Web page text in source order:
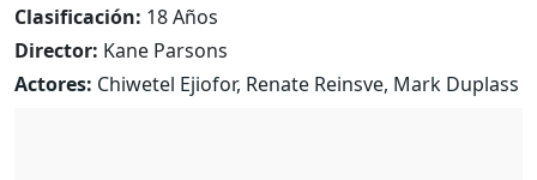
Clasificación: 18 Años
Director: Kane Parsons
Actores: Chiwetel Ejiofor, Renate Reinsve, Mark Duplass